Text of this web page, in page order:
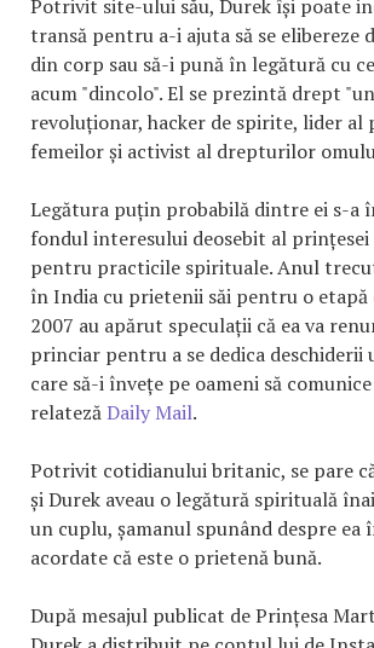
Potrivit site-ului său, Durek își poate
transă pentru a-i ajuta să se elibereze
din corp sau să-i pună în legătură cu
acum "dincolo". El se prezintă drept
revoluționar, hacker de spirite, lider al
femeilor și activist al drepturilor
Legătura puțin probabilă dintre ei s-a
fondul interesului deosebit al prințesei
pentru practicile spirituale. Anul
în India cu prietenii săi pentru o etapă
2007 au apărut speculații că ea va
princiar pentru a se dedica deschiderii
care să-i învețe pe oameni să
relatezăDaily Mail.
Potrivit cotidianului britanic, se pare
și Durek aveau o legătură spirituală
un cuplu, șamanul spunând despre
acordate că este o prietenă bună.
După mesajul publicat de Prințesa